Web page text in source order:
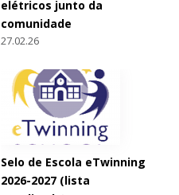
elétricos junto da
comunidade
27.02.26
Selo de Escola eTwinning
2026-2027 (lista